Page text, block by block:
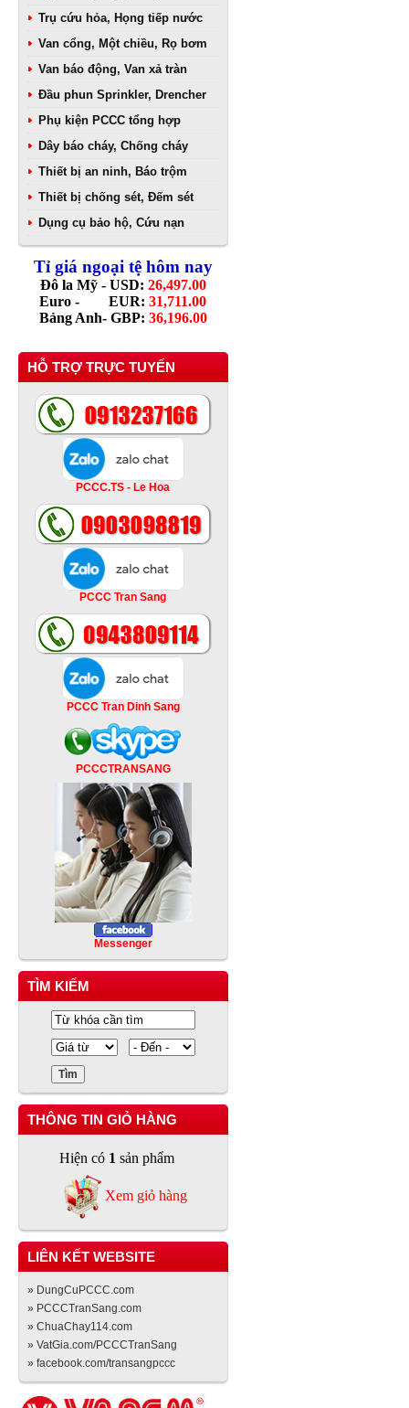
Trụ cứu hỏa, Họng tiếp nước
Van cổng, Một chiều, Rọ bơm
Van báo động, Van xả tràn
Đầu phun Sprinkler, Drencher
Phụ kiện PCCC tổng hợp
Dây báo cháy, Chống cháy
Thiết bị an ninh, Báo trộm
Thiết bị chống sét, Đếm sét
Dụng cụ bảo hộ, Cứu nạn
Tỉ giá ngoại tệ hôm nay
Đô la Mỹ - USD: 26,497.00
Euro - EUR: 31,711.00
Bảng Anh- GBP: 36,196.00
HỖ TRỢ TRỰC TUYẾN
PCCC.TS - Le Hoa
PCCC Tran Sang
PCCC Tran Dinh Sang
PCCCTRANSANG
Messenger
TÌM KIẾM
THÔNG TIN GIỎ HÀNG
Hiện có 1 sản phẩm
Xem giỏ hàng
LIÊN KẾT WEBSITE
» DungCuPCCC.com
» PCCCTranSang.com
» ChuaChay114.com
» VatGia.com/PCCCTranSang
» facebook.com/transangpccc